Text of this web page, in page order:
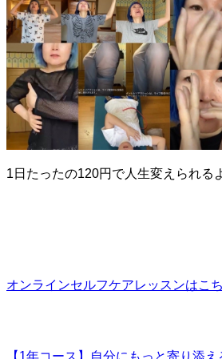
1日たったの120円で人生変えられる
オンラインセルフケアレッスンはこ
【1年コース】自分にもっと寄り添